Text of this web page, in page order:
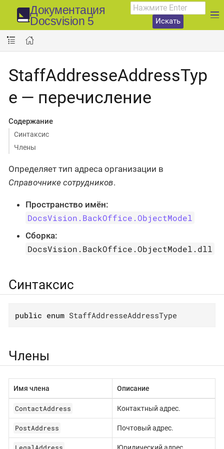
Документация
Docsvision 5
Искать
StaffAddresseAddressTyp
e — перечисление
Содержание
Синтаксис
Члены
Определяет тип адреса организации в
Справочнике сотрудников.
Пространство имён:
DocsVision.BackOffice.ObjectModel
Сборка:
DocsVision.BackOffice.ObjectModel.dll
Синтаксис
public enum StaffAddresseAddressType
Члены
Имя члена Описание
ContactAddress Контактный адрес.
PostAddress Почтовый адрес.